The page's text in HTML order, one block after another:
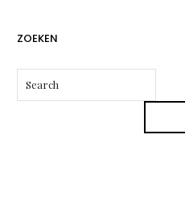
ZOEKEN